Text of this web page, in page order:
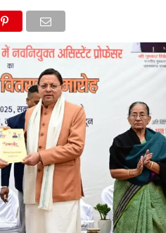
नगरचंपावतचमोलीटिहरी गढ़वाल
बागेश्वररुद्रप्रयागहरिद्वारदेश
दुनिया